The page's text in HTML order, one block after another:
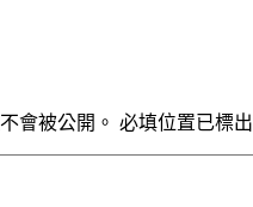
會被公開。 必填位置已標出